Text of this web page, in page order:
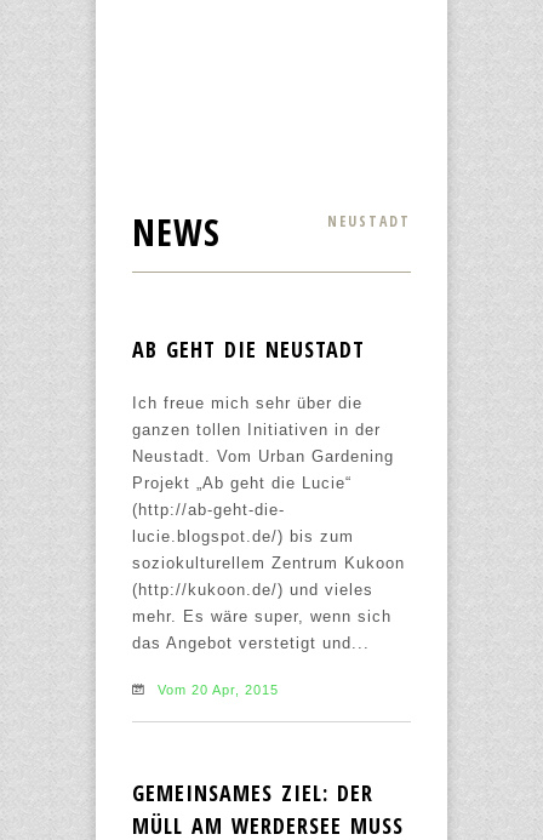
NEWS NEUSTADT
AB GEHT DIE NEUSTADT
Ich freue mich sehr über die
ganzen tollen Initiativen in der
Neustadt. Vom Urban Gardening
Projekt „Ab geht die Lucie“
(http://ab-geht-die-
lucie.blogspot.de/) bis zum
soziokulturellem Zentrum Kukoon
(http://kukoon.de/) und vieles
mehr. Es wäre super, wenn sich
das Angebot verstetigt und...
Vom 20 Apr, 2015
GEMEINSAMES ZIEL: DER
MÜLL AM WERDERSEE MUSS